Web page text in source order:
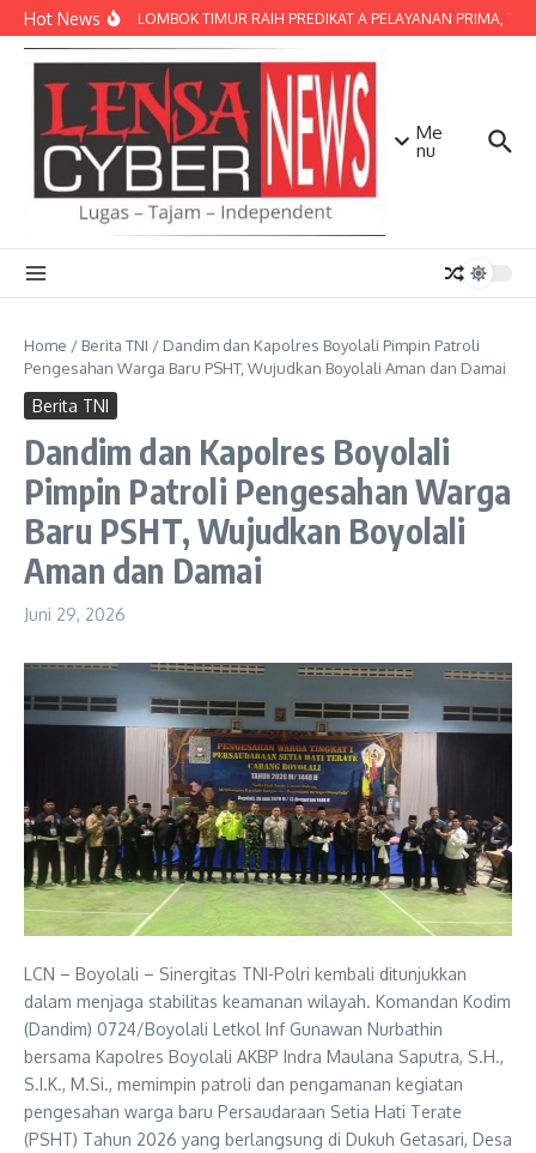
Lewati ke konten
Hot NewsPOLRES LOMBOK TIMUR RAIH PREDIKAT A PELAYANAN PRIMA,
Me
nu
Home / Berita TNI / Dandim dan Kapolres Boyolali Pimpin Patroli
Pengesahan Warga Baru PSHT, Wujudkan Boyolali Aman dan Damai
Berita TNI
Dandim dan Kapolres Boyolali
Pimpin Patroli Pengesahan Warga
Baru PSHT, Wujudkan Boyolali
Aman dan Damai
Juni 29, 2026
LCN – Boyolali – Sinergitas TNI-Polri kembali ditunjukkan
dalam menjaga stabilitas keamanan wilayah. Komandan Kodim
(Dandim) 0724/Boyolali Letkol Inf Gunawan Nurbathin
bersama Kapolres Boyolali AKBP Indra Maulana Saputra, S.H.,
S.I.K., M.Si., memimpin patroli dan pengamanan kegiatan
pengesahan warga baru Persaudaraan Setia Hati Terate
(PSHT) Tahun 2026 yang berlangsung di Dukuh Getasari, Desa